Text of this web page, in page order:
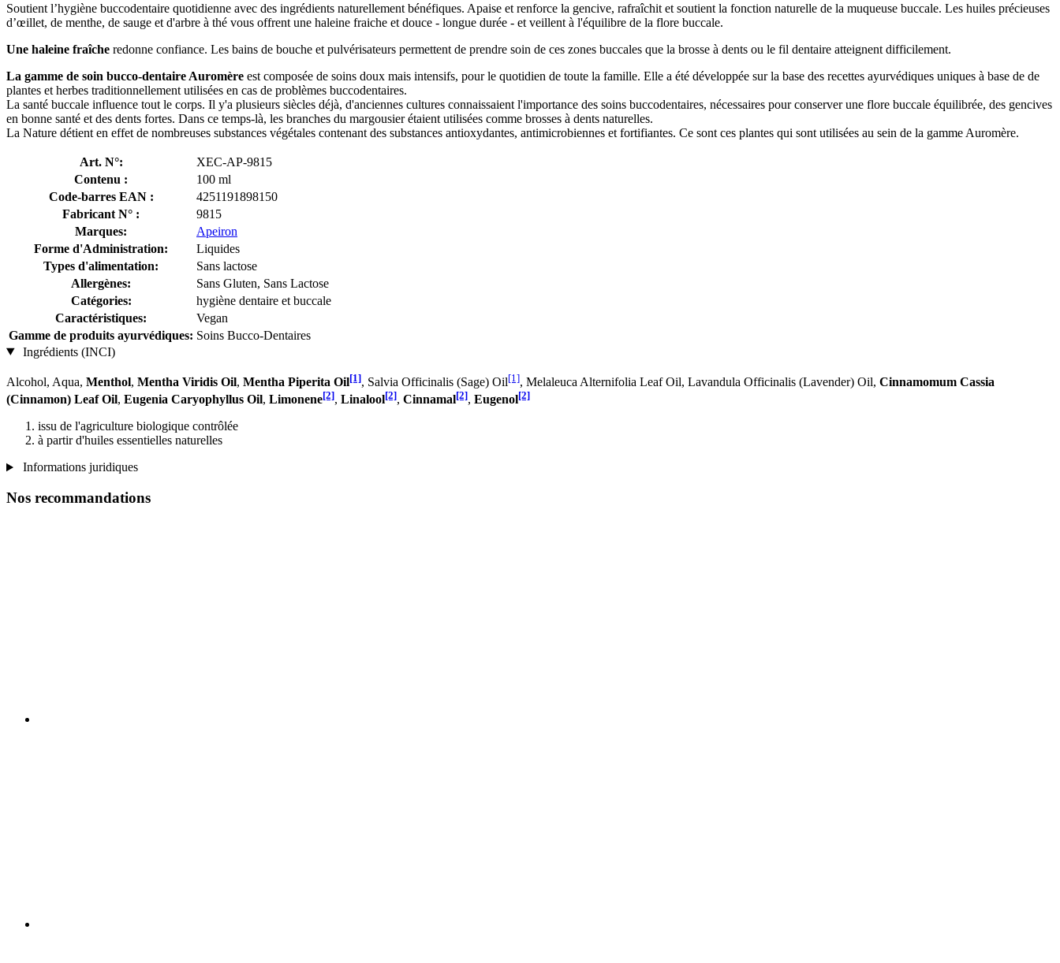
Soutient l’hygiène buccodentaire quotidienne avec des ingrédients naturellement bénéfiques. Apaise et renforce la gencive, rafraîchit et soutient la fonction naturelle de la muqueuse buccale. Les huiles précieuses
d’œillet, de menthe, de sauge et d'arbre à thé vous offrent une haleine fraiche et douce - longue durée - et veillent à l'équilibre de la flore buccale.
Une haleine fraîche redonne confiance. Les bains de bouche et pulvérisateurs permettent de prendre soin de ces zones buccales que la brosse à dents ou le fil dentaire atteignent difficilement.
La gamme de soin bucco-dentaire Auromère est composée de soins doux mais intensifs, pour le quotidien de toute la famille. Elle a été développée sur la base des recettes ayurvédiques uniques à base de de
plantes et herbes traditionnellement utilisées en cas de problèmes buccodentaires.
La santé buccale influence tout le corps. Il y'a plusieurs siècles déjà, d'anciennes cultures connaissaient l'importance des soins buccodentaires, nécessaires pour conserver une flore buccale équilibrée, des gencives
en bonne santé et des dents fortes. Dans ce temps-là, les branches du margousier étaient utilisées comme brosses à dents naturelles.
La Nature détient en effet de nombreuses substances végétales contenant des substances antioxydantes, antimicrobiennes et fortifiantes. Ce sont ces plantes qui sont utilisées au sein de la gamme Auromère.
Art. N°:
XEC-AP-9815
Contenu :
100 ml
Code-barres EAN :
4251191898150
Fabricant N° :
9815
Marques:
Apeiron
Forme d'Administration:
Liquides
Types d'alimentation:
Sans lactose
Allergènes:
Sans Gluten, Sans Lactose
Catégories:
hygiène dentaire et buccale
Caractéristiques:
Vegan
Gamme de produits ayurvédiques: Soins Bucco-Dentaires
Ingrédients (INCI)
Alcohol, Aqua, Menthol, Mentha Viridis Oil, Mentha Piperita Oil[1], Salvia Officinalis (Sage) Oil[1], Melaleuca Alternifolia Leaf Oil, Lavandula Officinalis (Lavender) Oil, Cinnamomum Cassia
(Cinnamon) Leaf Oil, Eugenia Caryophyllus Oil, Limonene[2], Linalool[2], Cinnamal[2], Eugenol[2]
issu de l'agriculture biologique contrôlée
à partir d'huiles essentielles naturelles
Informations juridiques
Nos recommandations